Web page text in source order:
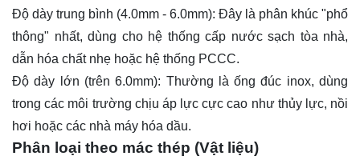
Độ dày trung bình (4.0mm - 6.0mm): Đây là phân khúc "phổ
thông" nhất, dùng cho hệ thống cấp nước sạch tòa nhà,
dẫn hóa chất nhẹ hoặc hệ thống PCCC.
Độ dày lớn (trên 6.0mm): Thường là ống đúc inox, dùng
trong các môi trường chịu áp lực cực cao như thủy lực, nồi
hơi hoặc các nhà máy hóa dầu.
Phân loại theo mác thép (Vật liệu)